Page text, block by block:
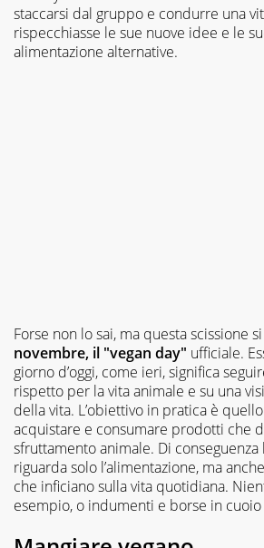
staccarsi dal gruppo e condurre una
rispecchiasse le sue nuove idee e le
alimentazione alternative.
Forse non lo sai, ma questa scissione
novembre, il "vegan day" ufficiale.
giorno d’oggi, come ieri, significa
rispetto per la vita animale e su una
della vita. L’obiettivo in pratica è
acquistare e consumare prodotti che
sfruttamento animale. Di conseguenza
riguarda solo l’alimentazione, ma
che inficiano sulla vita quotidiana.
esempio, o indumenti e borse in